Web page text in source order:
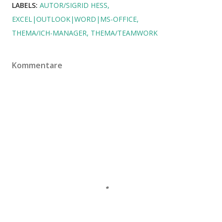
LABELS: AUTOR/SIGRID HESS
EXCEL|OUTLOOK|WORD|MS-OFFICE
THEMA/ICH-MANAGER THEMA/TEAMWORK
Kommentare